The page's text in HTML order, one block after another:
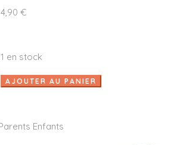
4,90 €
1 en stock
AJOUTER AU PANIER